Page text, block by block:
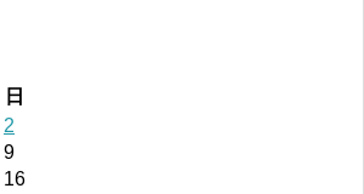
日
2
9
16